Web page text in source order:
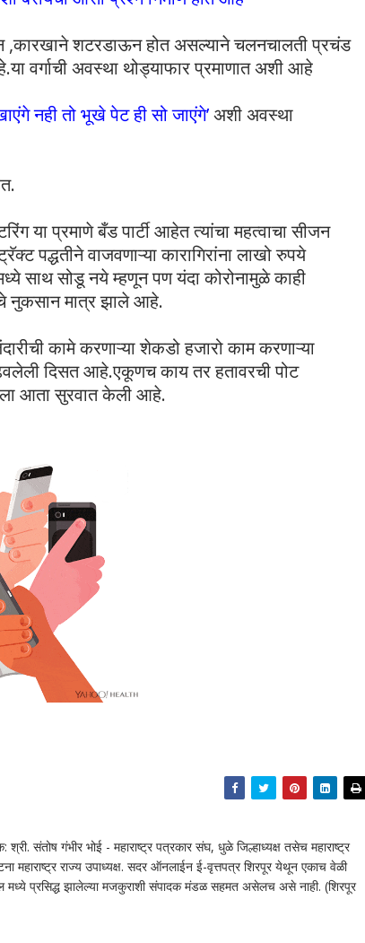
शटरडाऊन होत असल्याने चलनचालती प्रचंड
वर्गाची अवस्था थोड्याफार प्रमाणात अशी आहे
नही तो भूखे पेट ही सो जाएंगे’अशी अवस्था
या प्रमाणे बँड पार्टी आहेत त्यांचा महत्वाचा सीजन
पद्धतीने वाजवणाऱ्या कारागिरांना लाखो रुपये
साथ सोडू नये म्हणून पण यंदा कोरोनामुळे काही
नुकसान मात्र झाले आहे.
कामे करणाऱ्या शेकडो हजारो काम करणाऱ्या
दिसत आहे.एकूणच काय तर हतावरची पोट
आता सुरवात केली आहे.
संतोष गंभीर भोई - महाराष्ट्र पत्रकार संघ, धुळे जिल्हाध्यक्ष तसेच महाराष्ट्र
महाराष्ट्र राज्य उपाध्यक्ष. सदर ऑनलाईन ई-वृत्तपत्र शिरपूर येथून एकाच वेळी
मध्ये प्रसिद्ध झालेल्या मजकुराशी संपादक मंडळ सहमत असेलच असे नाही. (शिरपूर